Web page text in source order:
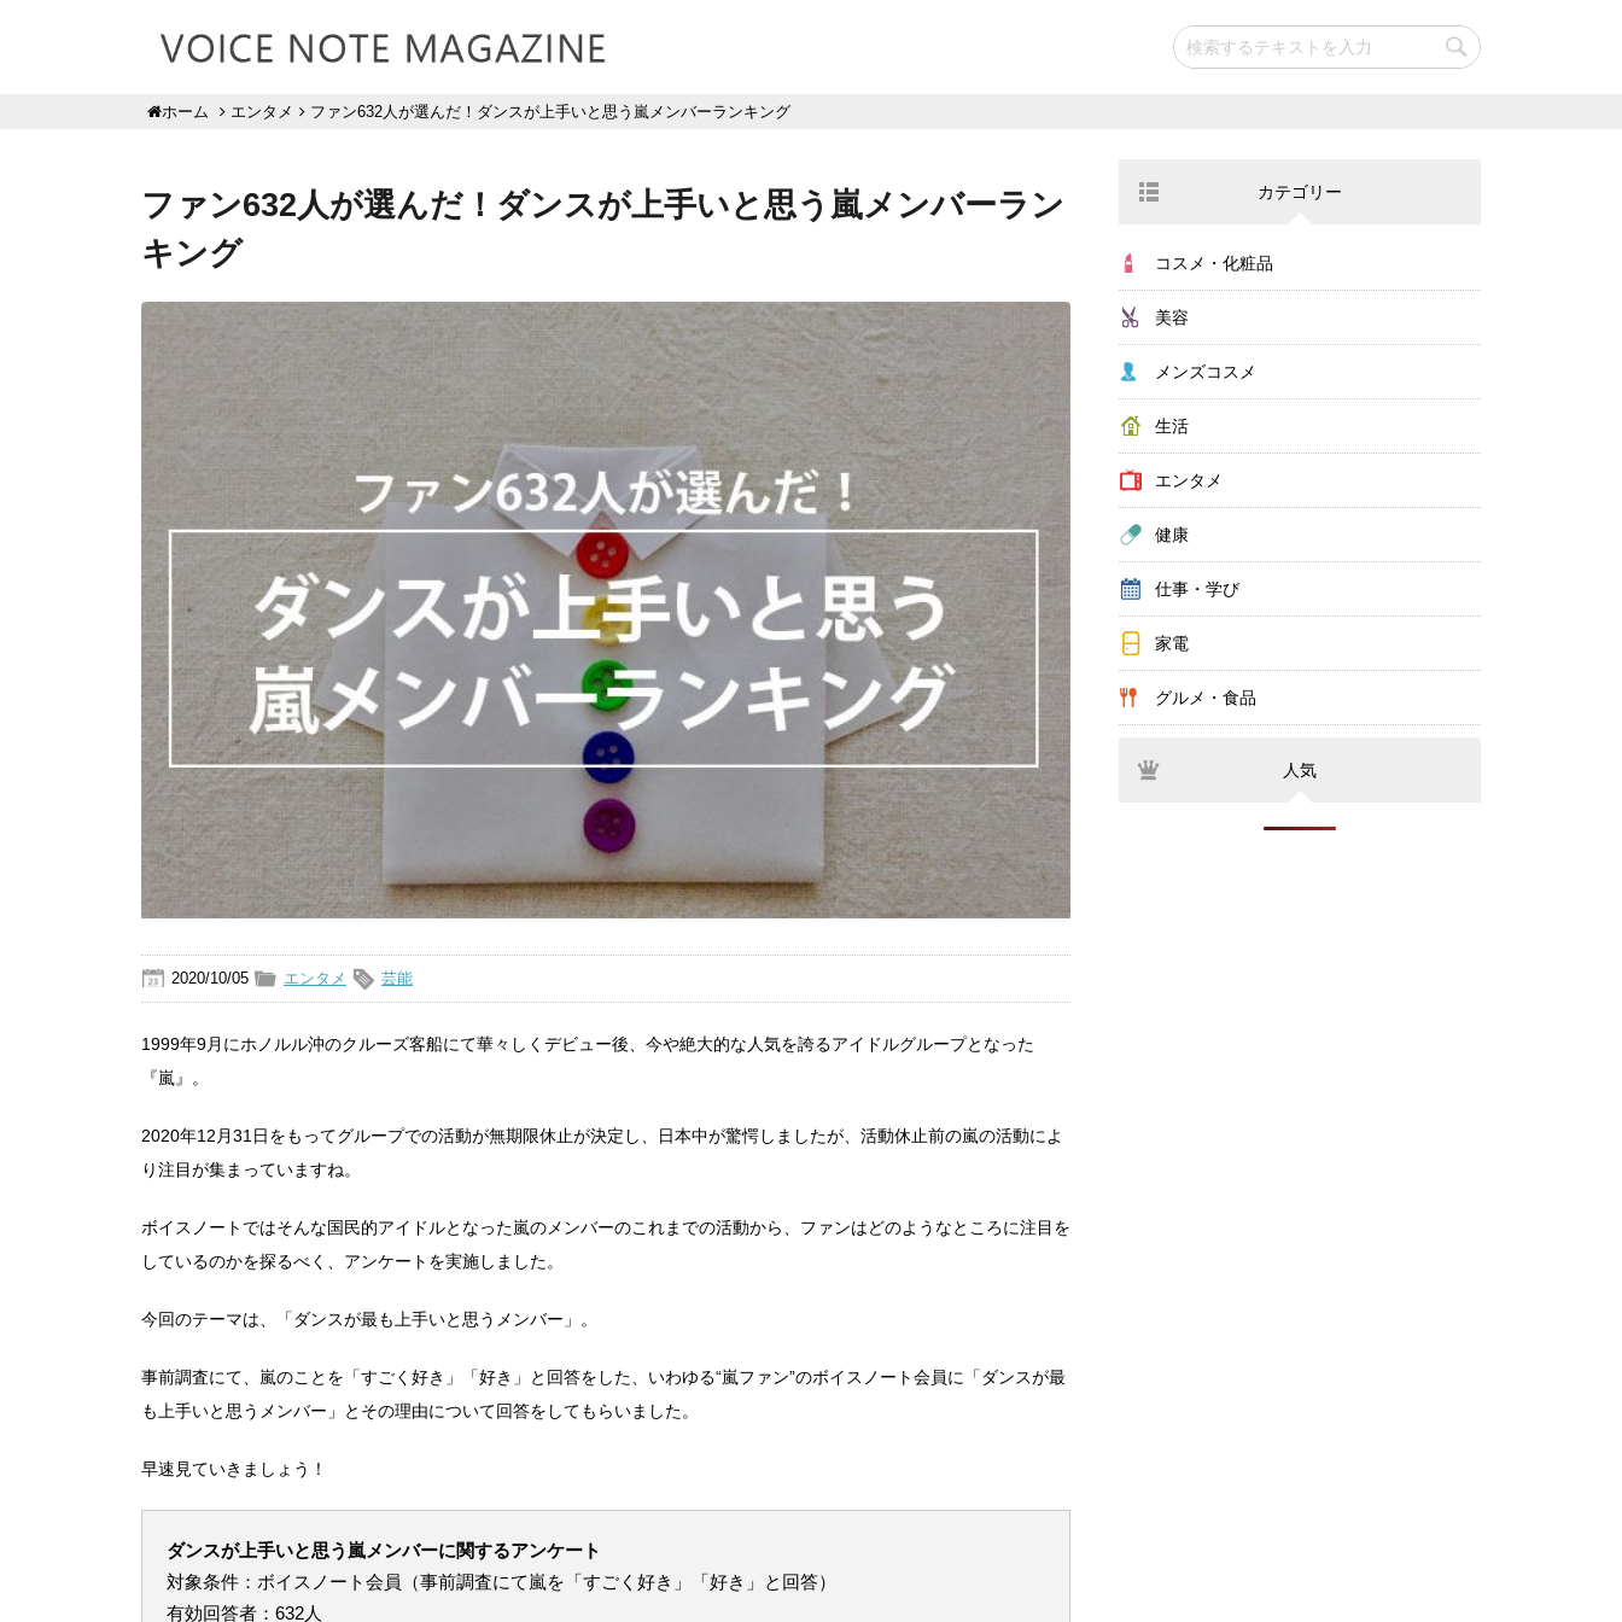
ホーム エンタメ ファン632人が選んだ！ダンスが上手いと思う嵐メンバーランキング
ファン632人が選んだ！ダンスが上手いと思う嵐メンバーラン
キング
2020/10/05 エンタメ 芸能
1999年9月にホノルル沖のクルーズ客船にて華々しくデビュー後、今や絶大的な人気を誇るアイドルグループとなった
『嵐』。
2020年12月31日をもってグループでの活動が無期限休止が決定し、日本中が驚愕しましたが、活動休止前の嵐の活動によ
り注目が集まっていますね。
ボイスノートではそんな国民的アイドルとなった嵐のメンバーのこれまでの活動から、ファンはどのようなところに注目を
しているのかを探るべく、アンケートを実施しました。
今回のテーマは、「ダンスが最も上手いと思うメンバー」。
事前調査にて、嵐のことを「すごく好き」「好き」と回答をした、いわゆる“嵐ファン”のボイスノート会員に「ダンスが最
も上手いと思うメンバー」とその理由について回答をしてもらいました。
早速見ていきましょう！
ダンスが上手いと思う嵐メンバーに関するアンケート
対象条件：ボイスノート会員（事前調査にて嵐を「すごく好き」「好き」と回答）
有効回答者：632人
カテゴリー
コスメ・化粧品
美容
メンズコスメ
生活
エンタメ
健康
仕事・学び
家電
グルメ・食品
人気